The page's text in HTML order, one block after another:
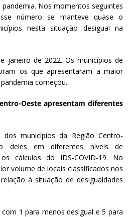
Nos momentos seguintes
número se manteve quase o
nesta situação desigual na
janeiro de 2022. Os municípios de
os que apresentaram a maior
começou.
Oeste apresentam diferentes
dos municípios da Região Centro-
deles em diferentes níveis de
cálculos do IDS-COVID-19. No
volume de locais classificados nos
à situação de desigualdades
1 para menos desigual e 5 para